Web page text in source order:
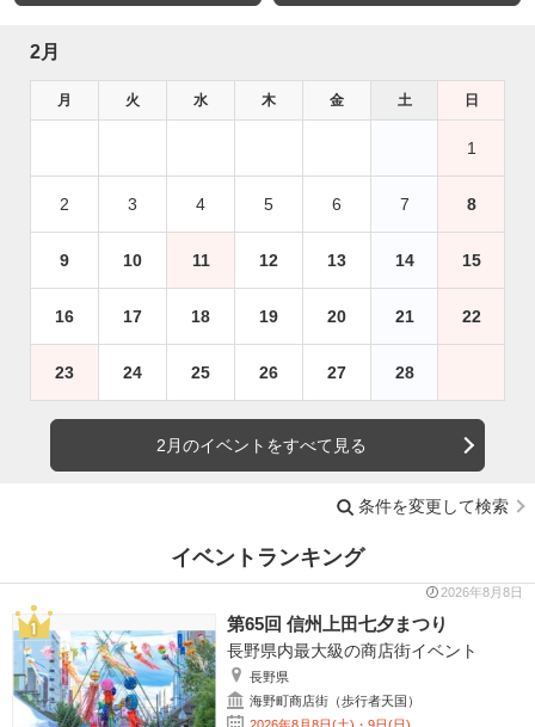
2月
月 火 水 木 金 土 日
1
2 3 4 5 6 7 8
9 10 11 12 13 14 15
16 17 18 19 20 21 22
23 24 25 26 27 28
2月のイベントをすべて見る
条件を変更して検索
イベントランキング
2026年8月8日
第65回 信州上田七夕まつり
長野県内最大級の商店街イベント
長野県
海野町商店街（歩行者天国）